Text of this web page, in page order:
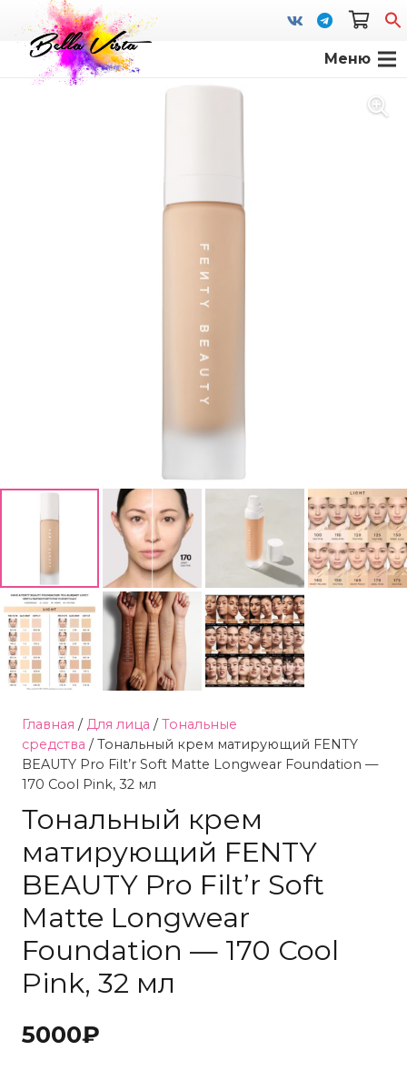
Меню
Главная / Для лица /Тональные
средства / Тональный крем матирующий FENTY
BEAUTY Pro Filt’r Soft Matte Longwear Foundation —
170 Cool Pink, 32 мл
Тональный крем
матирующий FENTY
BEAUTY Pro Filt’r Soft
Matte Longwear
Foundation — 170 Cool
Pink, 32 мл
5000₽